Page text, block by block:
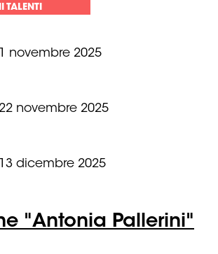
TALENTI
novembre 2025
novembre 2025
dicembre 2025
"Antonia Pallerini"